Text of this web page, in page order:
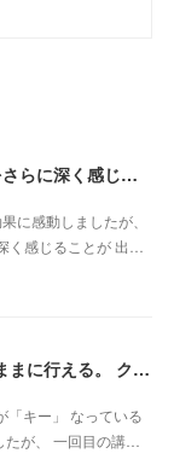
講座に参加させて頂 き 腸心セラピーの魅力をさらに深く感じることが 出来ました（東京都・森由希子さん）
に感動しましたが、
く感じることが 出…
自分と向き合いながら、心の声を聞く感じたままに行える。 クライアントさん主体で行うとこ ろが本当に素晴らしいです（新潟県・佐藤よしみさん）
「キー」 なっている
が、 一回目の講…